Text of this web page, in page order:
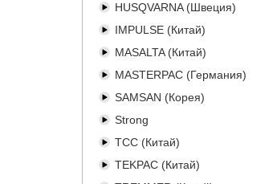
HUSQVARNA (Швеция)
IMPULSE (Китай)
MASALTA (Китай)
MASTERPAC (Германия)
SAMSAN (Корея)
Strong
TCC (Китай)
TEKPAC (Китай)